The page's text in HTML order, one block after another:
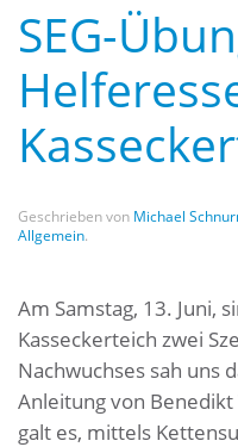
SEG-
Geschrieben von Michael
Allgemein.
Am Samstag, 13. Juni,
Kasseckerteich zwei
Nachwuchses sah uns
Anleitung von
galt es, mittels